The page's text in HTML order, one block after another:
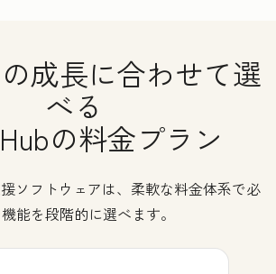
成長に合わせて選
べる
の料金プラン
ソフトウェアは、柔軟な料金体系で必
能を段階的に選べます。